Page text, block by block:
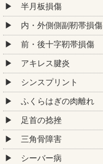
半月板損傷
内・外側側副靭帯損傷
前・後十字靭帯損傷
アキレス腱炎
シンスプリント
ふくらはぎの肉離れ
足首の捻挫
三角骨障害
シーバー病